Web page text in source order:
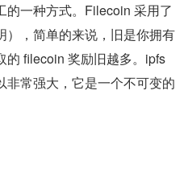
的一种方式。Filecoin 采用了
），简单的来说，旧是你拥有
的 filecoin 奖励旧越多。ipfs
常强大，它是一个不可变的